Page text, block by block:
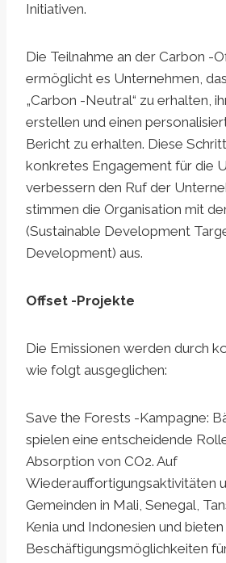
Initiativen.
Die Teilnahme an der Carbon -
ermöglicht es Unternehmen,
„Carbon -Neutral“ zu erhalten,
erstellen und einen
Bericht zu erhalten. Diese
konkretes Engagement für die
verbessern den Ruf der
stimmen die Organisation mit
(Sustainable Development
Development) aus.
Offset -Projekte
Die Emissionen werden durch
wie folgt ausgeglichen:
Save the Forests -Kampagne:
spielen eine entscheidende
Absorption von CO2. Auf
Wiederauffortigungsaktivitäten
Gemeinden in Mali, Senegal,
Kenia und Indonesien und bieten
Beschäftigungsmöglichkeiten